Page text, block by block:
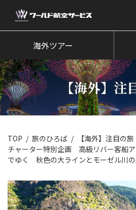
海外ツアー
国内ツアー
クルーズツアー
ツアー催行状況
旅のひろば
イベント
新着情報
会社情報
海外ツアー
【海外】注
TOP 旅のひろば
【海外】注目の旅
チャーター特別企画 高級リバー客船
でゆく 秋色の大ラインとモーゼル川